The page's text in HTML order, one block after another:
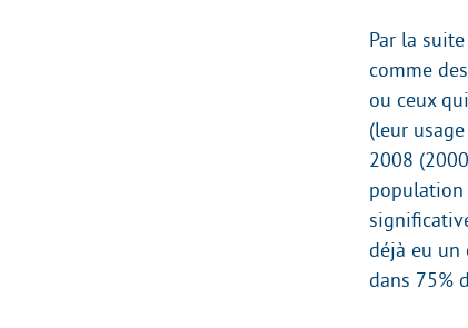
Par la
comme
ou ceux
(leur
2008
population
déjà eu un
dans 75%